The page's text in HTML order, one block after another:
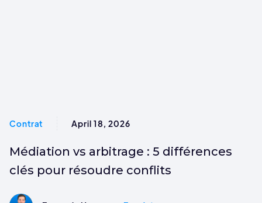
Contrat April 18, 2026
Médiation vs arbitrage : 5 différences
clés pour résoudre conflits